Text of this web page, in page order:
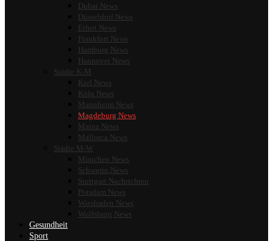
Dubai News
Düsseldorf News
Erfurt News
Frankfurt News
Hamburg News
Hannover News
Städte K-M
Kiel News
Köln News
Mannheim News
Magdeburg News
Mainz News
Mallorca News
Städte M-W
München News
Schwerin News
Stuttgart Nachrichten
Potsdam News
Wiesbaden News
Wolfsburg News
Gesundheit
Sport